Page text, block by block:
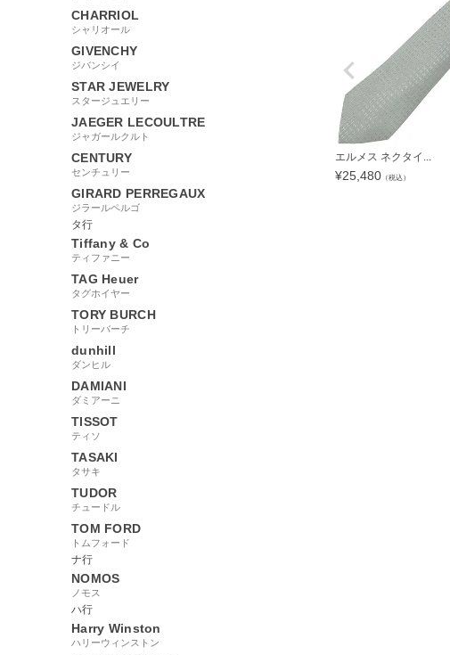
CHARRIOL
シャリオール
GIVENCHY
ジバンシイ
STAR JEWELRY
スタージュエリー
JAEGER LECOULTRE
ジャガールクルト
CENTURY
センチュリー
GIRARD PERREGAUX
ジラールペルゴ
タ行
Tiffany & Co
ティファニー
TAG Heuer
タグホイヤー
TORY BURCH
トリーバーチ
dunhill
ダンヒル
DAMIANI
ダミアーニ
TISSOT
ティソ
TASAKI
タサキ
TUDOR
チュードル
TOM FORD
トムフォード
ナ行
NOMOS
ノモス
ハ行
Harry Winston
ハリーウィンストン
エルメス ネクタイ...
¥25,480 （税込）